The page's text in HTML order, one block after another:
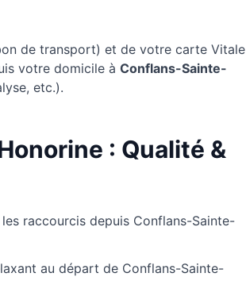
de transport) et de votre carte Vitale
votre domicile à Conflans-Sainte-
etc.).
: Qualité &
raccourcis depuis Conflans-Sainte-
au départ de Conflans-Sainte-